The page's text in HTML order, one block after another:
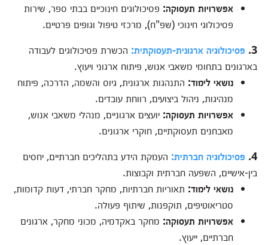
אפשרויות תעסוקה: פסיכולוגים חינוכיים בבתי ספר, שירות
פסיכולוגי חינוכי (שפ"ח), מרכזי טיפול וגופים פרטיים.
3. פסיכולוגיה ארגונית-תעסוקתית: הכשרת פסיכולוגים לעבודה
בארגונים בתחומי משאבי אנוש, פיתוח ארגוני ויעוץ.
נושאי לימוד: התנהגות ארגונית, גיוס והשמה, הדרכה, פיתוח
מנהיגות, ניהול ביצועים, רווחת עובדים.
אפשרויות תעסוקה: יועצים ארגוניים, מנהלי משאבי אנוש,
מאבחנים תעסוקתיים, חוקרי ארגונים.
4. פסיכולוגיה חברתית: העמקת הידע בתהליכים חברתיים, יחסים
בין-אישיים, השפעה חברתית וקבוצות.
נושאי לימוד: תאוריות חברתיות, מחקר חברתי, דעות קדומות,
סטריאוטיפים, תוקפנות, שיתוף פעולה.
אפשרויות תעסוקה: מחקר באקדמיה, מכוני מחקר, ארגונים
חברתיים, ייעוץ.